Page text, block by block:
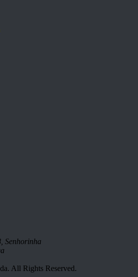
Senhorinha
All Rights Reserved.